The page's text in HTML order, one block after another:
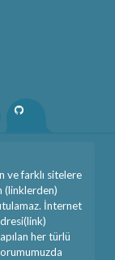
Github
ve farklı sitelere
(linklerden)
İnternet
her türlü